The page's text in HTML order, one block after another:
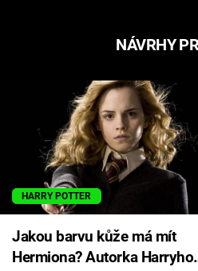
NÁVRHY
HARRY POTTER
Jakou barvu kůže má mít
Hermiona? Autorka Harryho